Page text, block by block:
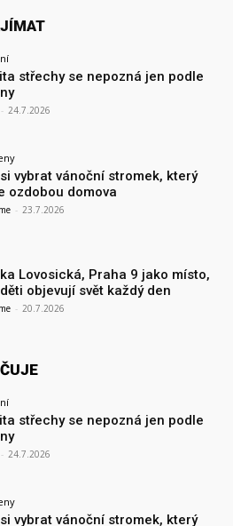
střechy se nepozná jen podle
- 24.7.2026
vybrat vánoční stromek, který
ozdobou domova
- 23.7.2026
Lovosická, Praha 9 jako místo,
objevují svět každý den
- 20.7.2026
střechy se nepozná jen podle
- 24.7.2026
vybrat vánoční stromek, který